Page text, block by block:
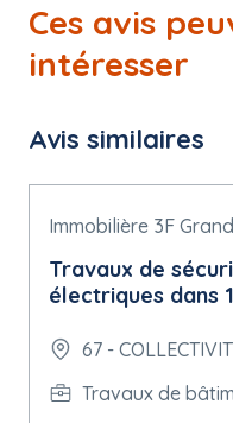
Ces avis
intéresser
Avis similaires
Immobilière 3F
Travaux de
électriques dans
67 -
Travaux de